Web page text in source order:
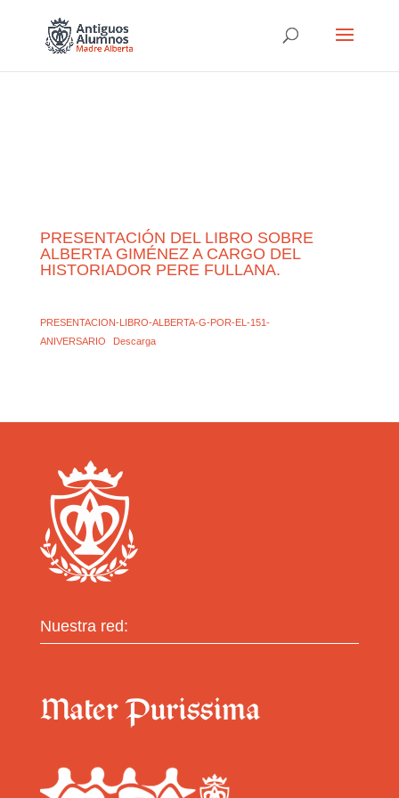
PRESENTACIÓN DEL LIBRO SOBRE
ALBERTA GIMÉNEZ A CARGO DEL
HISTORIADOR PERE FULLANA.
PRESENTACION-LIBRO-ALBERTA-G-POR-EL-151-
ANIVERSARIO
Descarga
Nuestra red: